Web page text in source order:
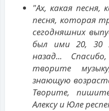
"Ах, какая песня,
песня, которая
сегодняшних
был ими 20, 30
назад...
творите
знающую
Творите,
Алексу и Юле